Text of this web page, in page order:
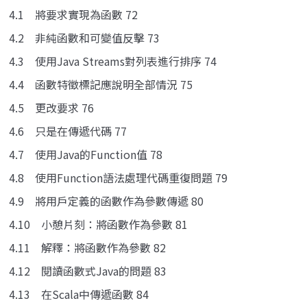
4.1 將要求實現為函數 72
4.2 非純函數和可變值反擊 73
4.3 使用Java Streams對列表進行排序 74
4.4 函數特徵標記應說明全部情況 75
4.5 更改要求 76
4.6 只是在傳遞代碼 77
4.7 使用Java的Function值 78
4.8 使用Function語法處理代碼重復問題 79
4.9 將用戶定義的函數作為參數傳遞 80
4.10 小憩片刻：將函數作為參數 81
4.11 解釋：將函數作為參數 82
4.12 閱讀函數式Java的問題 83
4.13 在Scala中傳遞函數 84